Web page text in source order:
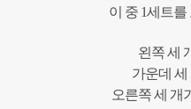
이 중 1세트
왼쪽 세
가운데 세
오른쪽 세 개